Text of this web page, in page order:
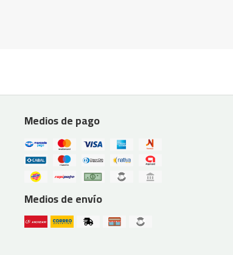
Medios de pago
Medios de envío